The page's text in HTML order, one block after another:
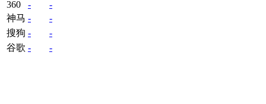
360
-
-
神马 -
-
搜狗 -
-
谷歌 - -